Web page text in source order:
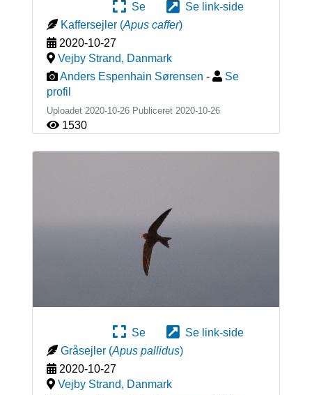
Se
Se link-side
Kaffersejler (Apus caffer)
2020-10-27
Vejby Strand, Danmark
Anders Espenhain Sørensen -
Se
profil
Uploadet 2020-10-26 Publiceret 2020-10-26
1530
Se
Se link-side
Gråsejler (Apus pallidus)
2020-10-27
Vejby Strand, Danmark